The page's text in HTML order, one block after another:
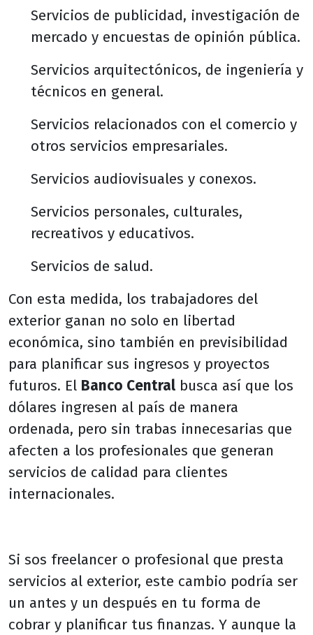
Servicios de publicidad, investigación de
mercado y encuestas de opinión pública.
Servicios arquitectónicos, de ingeniería y
técnicos en general.
Servicios relacionados con el comercio y
otros servicios empresariales.
Servicios audiovisuales y conexos.
Servicios personales, culturales,
recreativos y educativos.
Servicios de salud.
Con esta medida, los trabajadores del
exterior ganan no solo en libertad
económica, sino también en previsibilidad
para planificar sus ingresos y proyectos
futuros. El Banco Central busca así que los
dólares ingresen al país de manera
ordenada, pero sin trabas innecesarias que
afecten a los profesionales que generan
servicios de calidad para clientes
internacionales.
Si sos freelancer o profesional que presta
servicios al exterior, este cambio podría ser
un antes y un después en tu forma de
cobrar y planificar tus finanzas. Y aunque la